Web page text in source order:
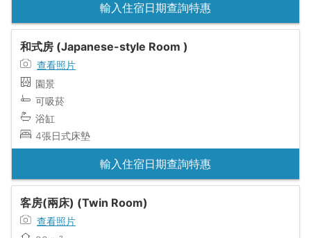
輸入住宿日期查詢特惠
和式房 (Japanese-style Room )
查看照片
園景
可吸菸
浴缸
4張日式床墊
輸入住宿日期查詢特惠
客房(兩床) (Twin Room)
查看照片